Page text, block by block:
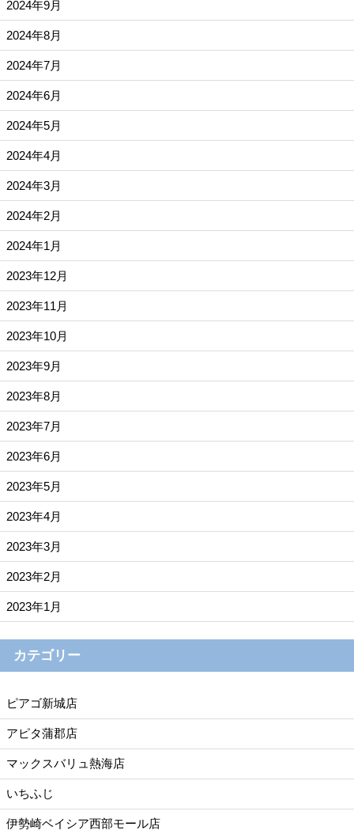
2024年9月
2024年8月
2024年7月
2024年6月
2024年5月
2024年4月
2024年3月
2024年2月
2024年1月
2023年12月
2023年11月
2023年10月
2023年9月
2023年8月
2023年7月
2023年6月
2023年5月
2023年4月
2023年3月
2023年2月
2023年1月
カテゴリー
ピアゴ新城店
アピタ蒲郡店
マックスバリュ熱海店
いちふじ
伊勢崎ベイシア西部モール店